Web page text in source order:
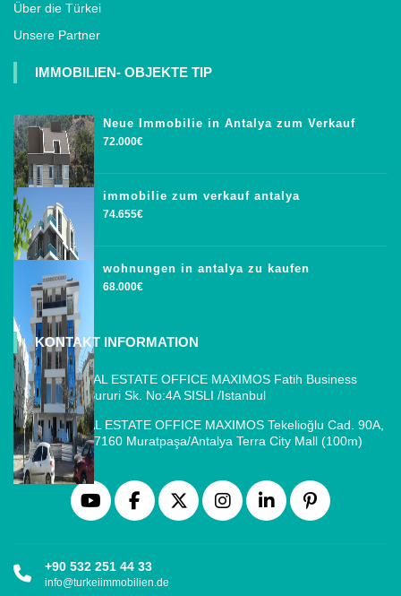
Über die Türkei
Unsere Partner
IMMOBILIEN- OBJEKTE TIP
Neue Immobilie in Antalya zum Verkauf
72.000€
immobilie zum verkauf antalya
74.655€
wohnungen in antalya zu kaufen
68.000€
KONTAKT INFORMATION
ISTANBUL REAL ESTATE OFFICE MAXIMOS Fatih Business
Park, Cemal Sururi Sk. No:4A SISLI /Istanbul
ANTALYA REAL ESTATE OFFICE MAXIMOS Tekelioğlu Cad. 90A,
Fener Mah., 07160 Muratpaşa/Antalya Terra City Mall (100m)
+90 532 251 44 33
info@turkeiimmobilien.de